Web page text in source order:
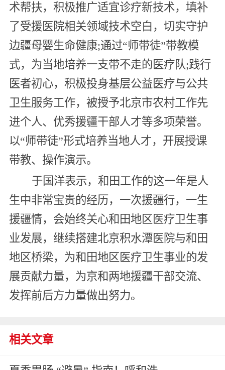
术帮扶，积极推广适宜诊疗新技术，填补
了受援医院相关领域技术空白，切实守护
边疆母婴生命健康;通过“师带徒”带教模
式，为当地培养一支带不走的医疗队;践行
医者初心，积极投身基层公益医疗与公共
卫生服务工作，被授予北京市农村工作先
进个人、优秀援疆干部人才等多项荣誉。
以“师带徒”形式培养当地人才，开展授课
带教、操作演示。
于国洋表示，和田工作的这一年是人
生中非常宝贵的经历，一次援疆行，一生
援疆情，会始终关心和田地区医疗卫生事
业发展，继续搭建北京积水潭医院与和田
地区桥梁，为和田地区医疗卫生事业的发
展贡献力量，为京和两地援疆干部交流、
发挥前后方力量做出努力。
相关文章